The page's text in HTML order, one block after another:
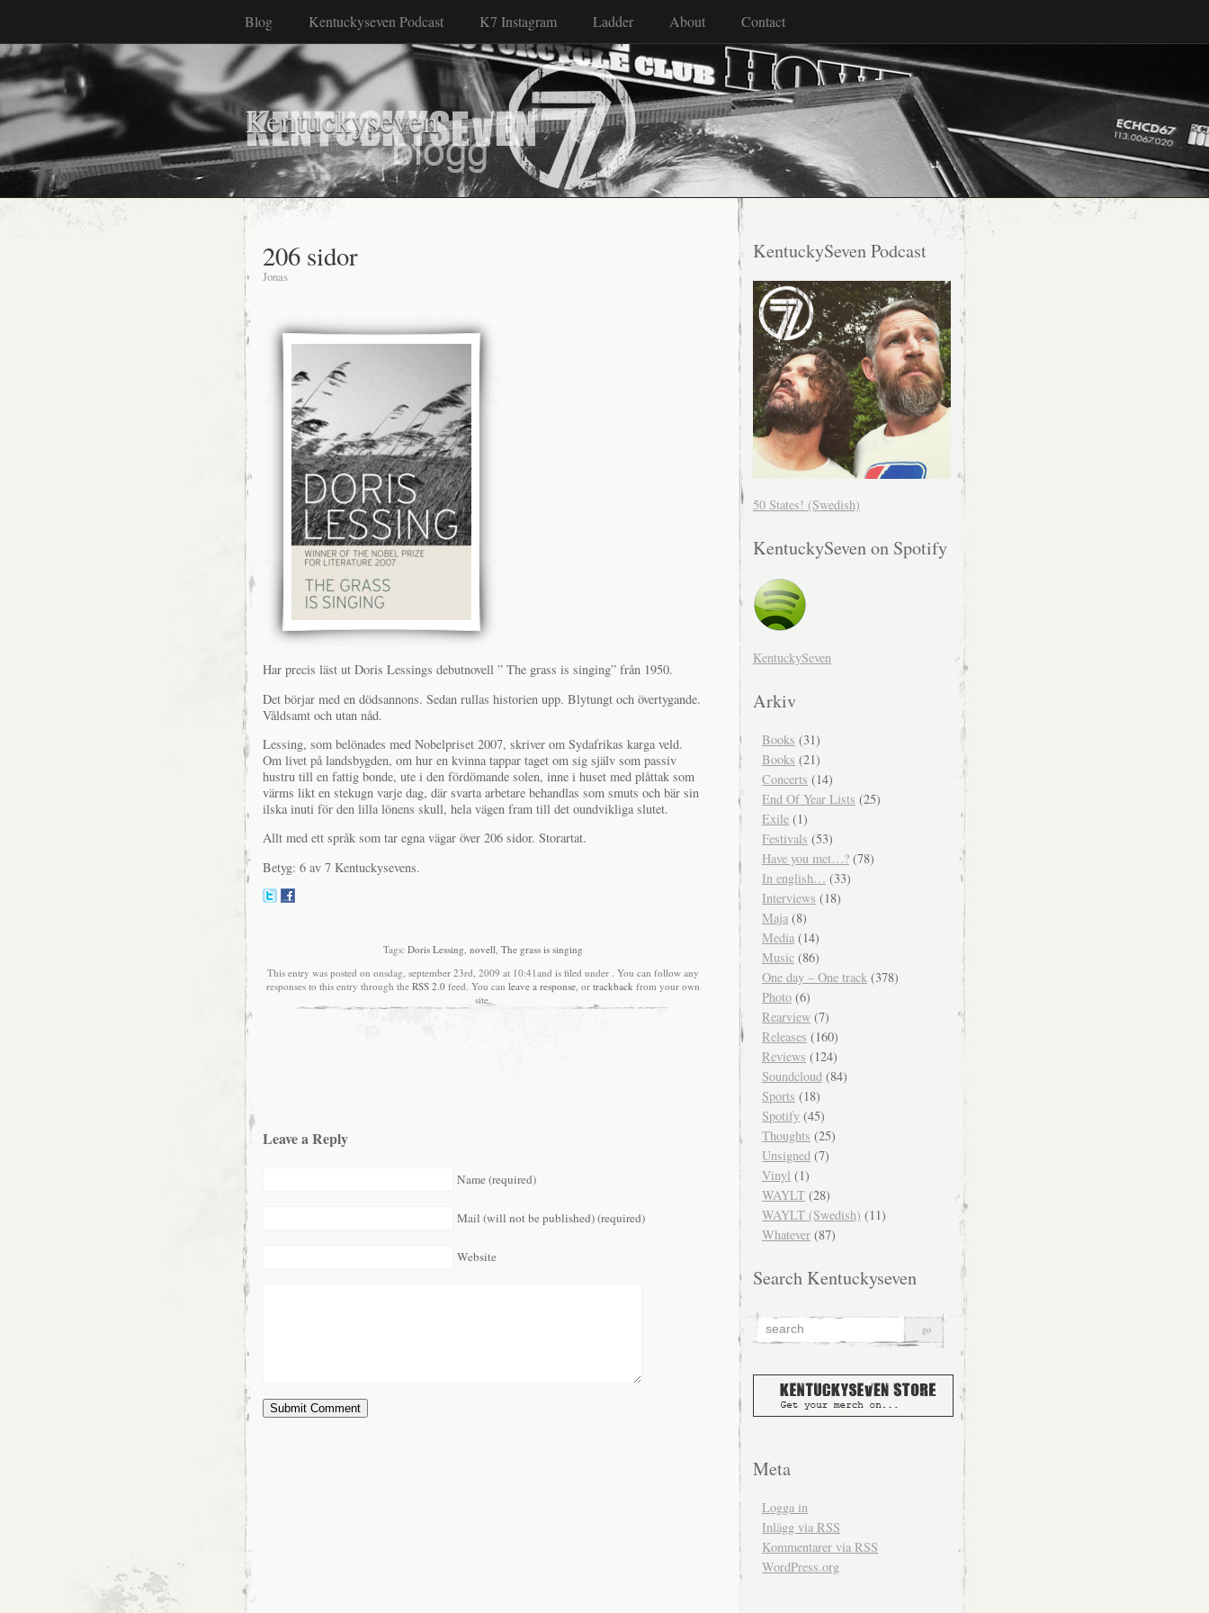
Blog Kentuckyseven Podcast K7 Instagram Ladder About Contact
Kentuckyseven
206 sidor
Jonas
Har precis läst ut Doris Lessings debutnovell ” The grass is singing” från 1950.
Det börjar med en dödsannons. Sedan rullas historien upp. Blytungt och övertygande.
Våldsamt och utan nåd.
Lessing, som belönades med Nobelpriset 2007, skriver om Sydafrikas karga veld.
Om livet på landsbygden, om hur en kvinna tappar taget om sig själv som passiv
hustru till en fattig bonde, ute i den fördömande solen, inne i huset med plåttak som
värms likt en stekugn varje dag, där svarta arbetare behandlas som smuts och bär sin
ilska inuti för den lilla lönens skull, hela vägen fram till det oundvikliga slutet.
Allt med ett språk som tar egna vägar över 206 sidor. Storartat.
Betyg: 6 av 7 Kentuckysevens.
Tags: Doris Lessing, novell, The grass is singing
This entry was posted on onsdag, september 23rd, 2009 at 10:41and is filed under . You can follow any
responses to this entry through the RSS 2.0 feed. You can leave a response, or trackback from your own
site.
Leave a Reply
Name (required)
Mail (will not be published) (required)
Website
KentuckySeven Podcast
50 States! (Swedish)
KentuckySeven on Spotify
KentuckySeven
Arkiv
Books (31)
Books (21)
Concerts (14)
End Of Year Lists (25)
Exile (1)
Festivals (53)
Have you met…? (78)
In english… (33)
Interviews (18)
Maja (8)
Media (14)
Music (86)
One day – One track (378)
Photo (6)
Rearview (7)
Releases (160)
Reviews (124)
Soundcloud (84)
Sports (18)
Spotify (45)
Thoughts (25)
Unsigned (7)
Vinyl (1)
WAYLT (28)
WAYLT (Swedish) (11)
Whatever (87)
Search Kentuckyseven
Meta
Logga in
Inlägg via RSS
Kommentarer via RSS
WordPress.org